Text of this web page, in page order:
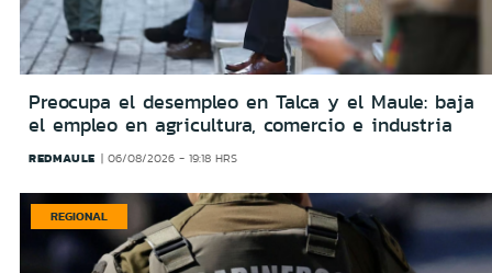
Preocupa el desempleo en Talca y el Maule: baja
el empleo en agricultura, comercio e industria
REDMAULE 06/08/2026 - 19:18 HRS
REGIONAL